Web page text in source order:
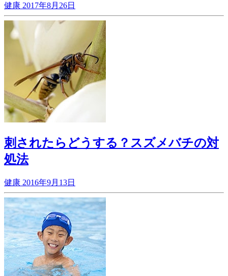
健康 2017年8月26日
刺されたらどうする？スズメバチの対
処法
健康 2016年9月13日